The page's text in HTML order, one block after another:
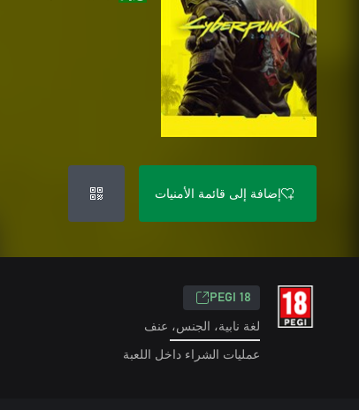
إضافة إلى قائمة الأمنيات
PEGI 18
لغة نابية، الجنس، عنف
عمليات الشراء داخل اللعبة